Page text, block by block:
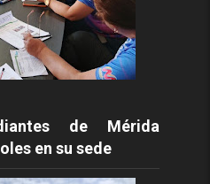
de Mérida
en su sede